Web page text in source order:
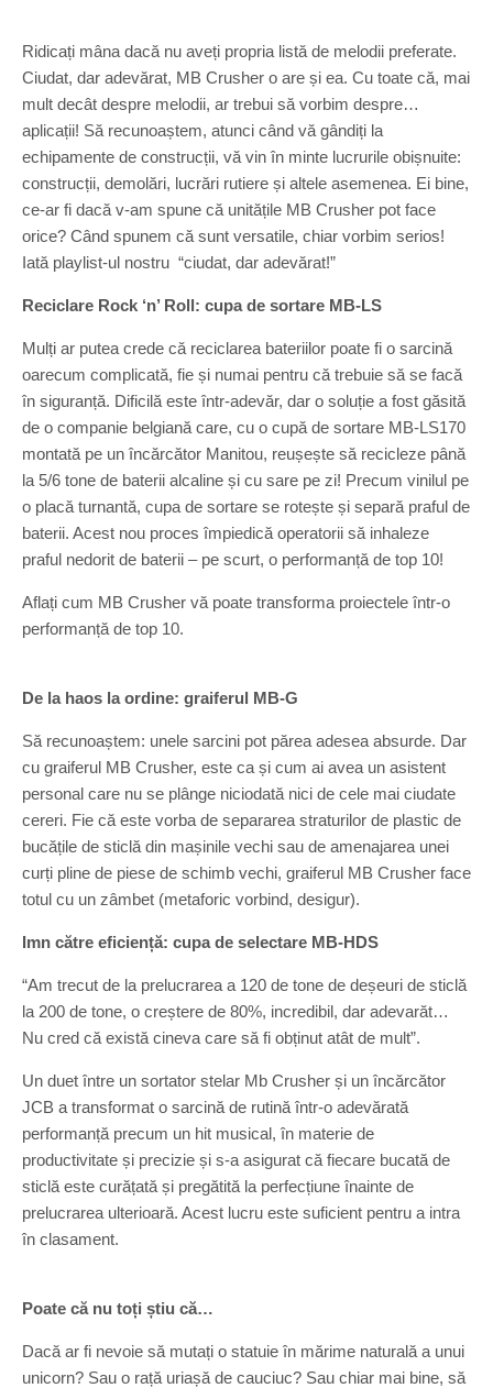
Ridicați mâna dacă nu aveți propria listă de melodii preferate.
Ciudat, dar adevărat, MB Crusher o are și ea. Cu toate că, mai
mult decât despre melodii, ar trebui să vorbim despre…
aplicații! Să recunoaștem, atunci când vă gândiți la
echipamente de construcții, vă vin în minte lucrurile obișnuite:
construcții, demolări, lucrări rutiere și altele asemenea. Ei bine,
ce-ar fi dacă v-am spune că unitățile MB Crusher pot face
orice? Când spunem că sunt versatile, chiar vorbim serios!
Iată playlist-ul nostru “ciudat, dar adevărat!”
Reciclare Rock ‘n’ Roll: cupa de sortare MB-LS
Mulți ar putea crede că reciclarea bateriilor poate fi o sarcină
oarecum complicată, fie și numai pentru că trebuie să se facă
în siguranță. Dificilă este într-adevăr, dar o soluție a fost găsită
de o companie belgiană care, cu o cupă de sortare MB-LS170
montată pe un încărcător Manitou, reușește să recicleze până
la 5/6 tone de baterii alcaline și cu sare pe zi! Precum vinilul pe
o placă turnantă, cupa de sortare se rotește și separă praful de
baterii. Acest nou proces împiedică operatorii să inhaleze
praful nedorit de baterii – pe scurt, o performanță de top 10!
Aflați cum MB Crusher vă poate transforma proiectele într-o
performanță de top 10.
De la haos la ordine: graiferul MB-G
Să recunoaștem: unele sarcini pot părea adesea absurde. Dar
cu graiferul MB Crusher, este ca și cum ai avea un asistent
personal care nu se plânge niciodată nici de cele mai ciudate
cereri. Fie că este vorba de separarea straturilor de plastic de
bucățile de sticlă din mașinile vechi sau de amenajarea unei
curți pline de piese de schimb vechi, graiferul MB Crusher face
totul cu un zâmbet (metaforic vorbind, desigur).
Imn către eficiență: cupa de selectare MB-HDS
“Am trecut de la prelucrarea a 120 de tone de deșeuri de sticlă
la 200 de tone, o creștere de 80%, incredibil, dar adevarăt…
Nu cred că există cineva care să fi obținut atât de mult”.
Un duet între un sortator stelar Mb Crusher și un încărcător
JCB a transformat o sarcină de rutină într-o adevărată
performanță precum un hit musical, în materie de
productivitate și precizie și s-a asigurat că fiecare bucată de
sticlă este curățată și pregătită la perfecțiune înainte de
prelucrarea ulterioară. Acest lucru este suficient pentru a intra
în clasament.
Poate că nu toți știu că…
Dacă ar fi nevoie să mutați o statuie în mărime naturală a unui
unicorn? Sau o rață uriașă de cauciuc? Sau chiar mai bine, să